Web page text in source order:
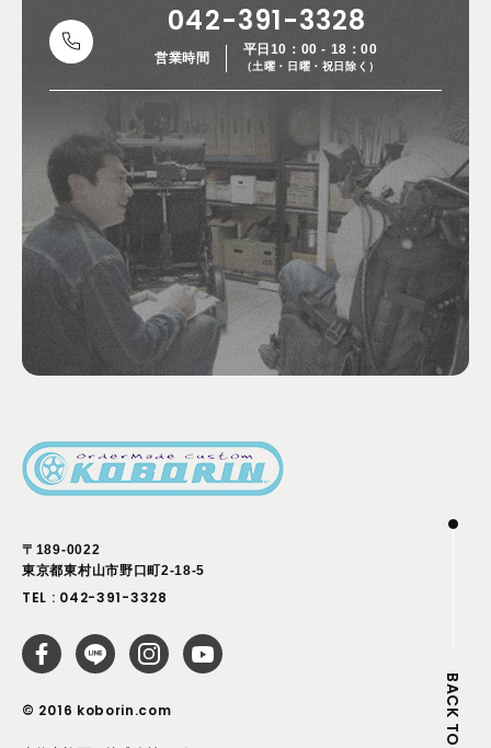
042-391-3328
営業時間
平日10：00 - 18：00
（土曜・日曜・祝日除く）
〒189-0022
東京都東村山市野口町2-18-5
TEL : 042-391-3328
© 2016 koborin.com